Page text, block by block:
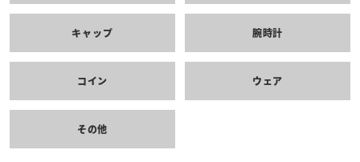
キャップ 腕時計
コイン ウェア
その他